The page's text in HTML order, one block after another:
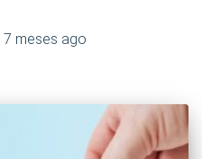
7 meses ago